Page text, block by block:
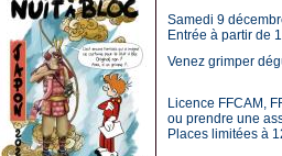
Samedi 9
Entrée à partir de
Venez grimper
Licence FFCAM,
ou prendre une
Places limitées à